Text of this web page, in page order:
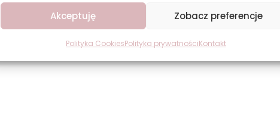
Akceptuję Zobacz preferencje
Polityka CookiesPolityka prywatnościKontakt